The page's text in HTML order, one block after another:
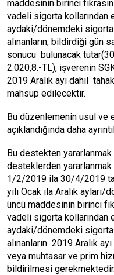
maddesinin birinci
vadeli sigorta kollarından
aydaki/dönemdeki
alınanların, bildirdiği gün
sonucu bulunacak
2.020,8.-TL), işverenin
2019 Aralık ayı dahil
mahsup edilecektir.
Bu düzenlemenin usul ve
açıklandığında daha
Bu destekten
desteklerden
1/2/2019 ila 30/4/2019
yılı Ocak ila Aralık ayları/
üncü maddesinin birinci
vadeli sigorta kollarından
aydaki/dönemdeki
alınanların 2019 Aralık
veya muhtasar ve prim
bildirilmesi gerekmektedir.